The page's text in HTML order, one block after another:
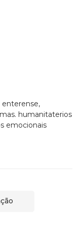
enterense,
humanitaterios
emocionais